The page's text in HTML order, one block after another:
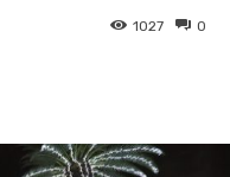
0
1027